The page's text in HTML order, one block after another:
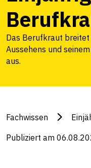
Das Berufkraut breitet
Aussehens und
aus.
Fachwissen
Publiziert am